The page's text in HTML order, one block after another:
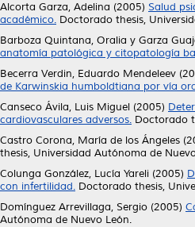
Alcorta Garza, Adelina (2005) Salud
académico. Doctorado thesis,
Barboza Quintana, Oralia y Garza
anatomía patológica y citopatología
Becerra Verdin, Eduardo Mendeleev
de Karwinskia humboldtiana por vía
Canseco Ávila, Luis Miguel (2005)
cardiovasculares adversos. Doctorado
Castro Corona, María de los Ángeles
thesis, Universidad Autónoma de
Colunga González, Lucía Yareli (2005)
con infertilidad. Doctorado thesis,
Domínguez Arrevillaga, Sergio (2005)
Autónoma de Nuevo León.